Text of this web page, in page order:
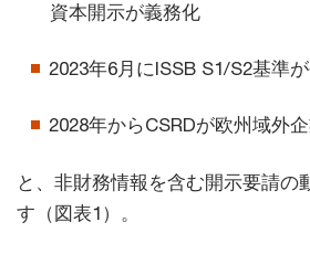
資本開示が義務化
2023年6月にISSB S1/S2基準
2028年からCSRDが欧州域外
と、非財務情報を含む開示要請の
す（図表1）。